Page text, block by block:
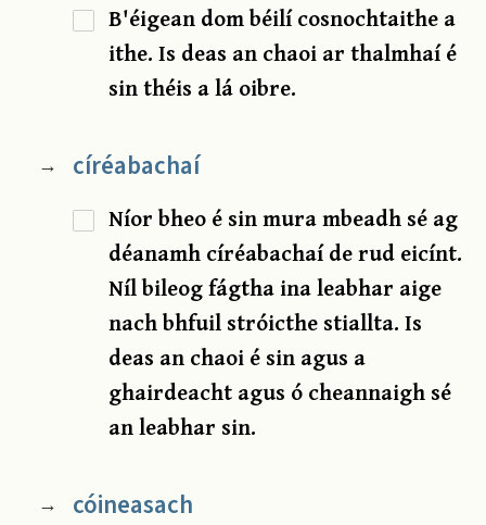
B'éigean dom béilí cosnochtaithe a
ithe. Is deas an chaoi ar thalmhaí é
sin théis a lá oibre.
→ círéabachaí
Níor bheo é sin mura mbeadh sé ag
déanamh círéabachaí de rud eicínt.
Níl bileog fágtha ina leabhar aige
nach bhfuil stróicthe stiallta. Is
deas an chaoi é sin agus a
ghairdeacht agus ó cheannaigh sé
an leabhar sin.
→ cóineasach